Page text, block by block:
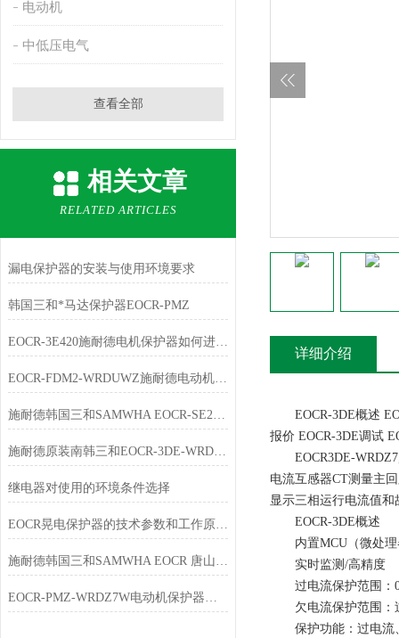
电动机
中低压电气
查看全部
相关文章
RELATED ARTICLES
漏电保护器的安装与使用环境要求
韩国三和*马达保护器EOCR-PMZ
EOCR-3E420施耐德电机保护器如何进行选型
EOCR-FDM2-WRDUWZ施耐德电动机保护器功能及选型
施耐德韩国三和SAMWHA EOCR-SE2新旧产品替代表
施耐德原装南韩三和EOCR-3DE-WRDZ7电机保护器参数一览表
继电器对使用的环境条件选择
EOCR晃电保护器的技术参数和工作原理介绍
施耐德韩国三和SAMWHA EOCR 唐山韩雅电气五一放假通知
EOCR-PMZ-WRDZ7W电动机保护器介绍及选型
详细介绍
EOCR-3DE概述
报价 EOCR-3DE调试
EOCR3DE-
电流互感器CT测量主
显示三相运行电流值
EOCR-3DE概述
内置MCU（微处理
实时监测/高精度
过电流保护范围：
欠电流保护范围：
保护功能：过电流、